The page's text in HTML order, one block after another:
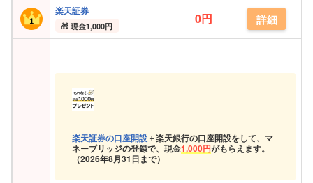
楽天証券
現金1,000円 0円 詳細
楽天証券の口座開設＋楽天銀行の口座開設をして、マ
ネーブリッジの登録で、現金1,000円がもらえます。
（2026年8月31日まで）